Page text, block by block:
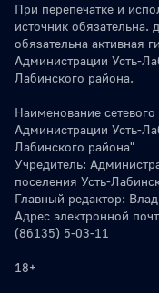
При перепечатке и
источник обязательна.
обязательна активная
Администрации Усть-
Лабинского района.
Наименование
Администрации Усть-
Лабинского района"
Учредитель:
поселения Усть-
Главный редактор:
Адрес электронной
(86135) 5-03-11
18+